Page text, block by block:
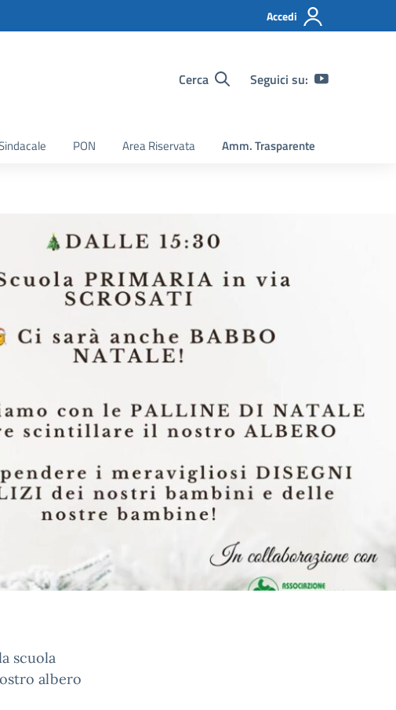
Accedi
Cerca Seguici su:
PON Area Riservata Amm. Trasparente
scuola
albero